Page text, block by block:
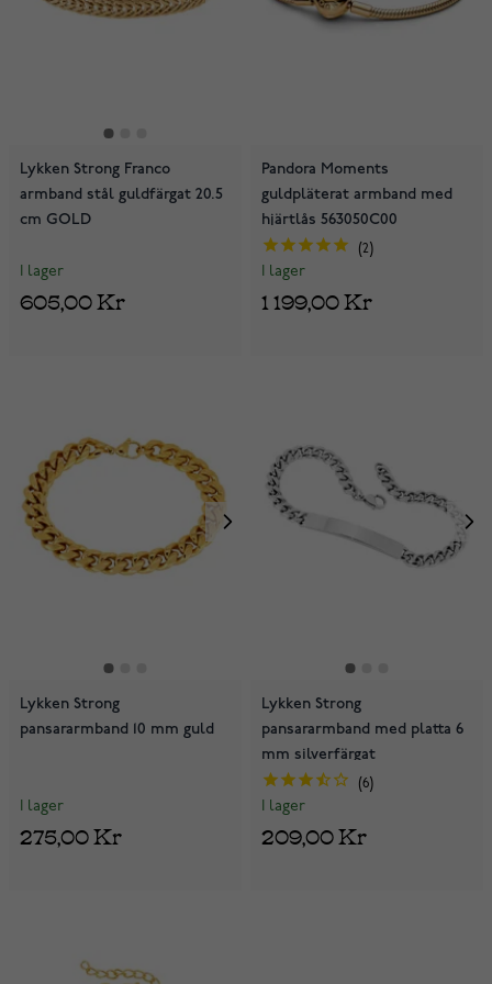
Lykken Strong Franco
armband stål guldfärgat 20.5
cm GOLD
I lager
605,00 Kr
Pandora Moments
guldpläterat armband med
hjärtlås 563050C00
2
I lager
1 199,00 Kr
Lykken Strong
pansararmband 10 mm guld
I lager
275,00 Kr
Lykken Strong
pansararmband med platta 6
mm silverfärgat
6
I lager
209,00 Kr